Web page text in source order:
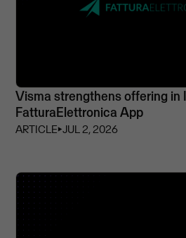
Visma strengthens offering in
FatturaElettronica App
ARTICLE⏵JUL 2, 2026